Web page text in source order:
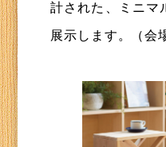
計された、ミニマ
展示します。（会